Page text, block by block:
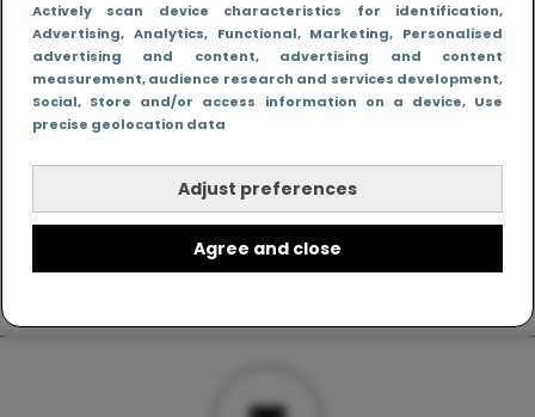
Actively scan device characteristics for identification,
Advertising, Analytics, Functional, Marketing, Personalised
advertising and content, advertising and content
measurement, audience research and services development,
Social, Store and/or access information on a device, Use
precise geolocation data
Adjust preferences
Agree and close